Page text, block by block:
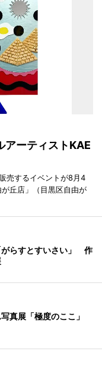
アーティストKAE
売するイベントが8月4
丘店」（目黒区自由が
がらすとすいさい」 作
真展「極度のここ」